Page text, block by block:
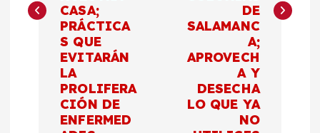
g
CASA;
PRÁCTICA
S QUE
EVITARÁN
LA
PROLIFERA
CIÓN DE
ENFERMED
DE
SALAMANC
A;
APROVECH
A Y
DESECHA
LO QUE YA
NO